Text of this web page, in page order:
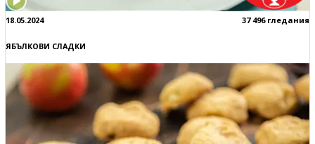
18.05.2024 37 496 гледания
ЯБЪЛКОВИ СЛАДКИ